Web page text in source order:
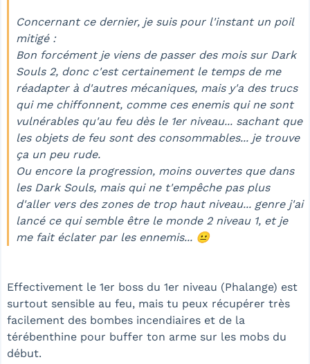
Concernant ce dernier, je suis pour l'instant un poil
mitigé :
Bon forcément je viens de passer des mois sur Dark
Souls 2, donc c'est certainement le temps de me
réadapter à d'autres mécaniques, mais y'a des trucs
qui me chiffonnent, comme ces enemis qui ne sont
vulnérables qu'au feu dès le 1er niveau... sachant que
les objets de feu sont des consommables... je trouve
ça un peu rude.
Ou encore la progression, moins ouvertes que dans
les Dark Souls, mais qui ne t'empêche pas plus
d'aller vers des zones de trop haut niveau... genre j'ai
lancé ce qui semble être le monde 2 niveau 1, et je
me fait éclater par les ennemis... 😐
Effectivement le 1er boss du 1er niveau (Phalange) est
surtout sensible au feu, mais tu peux récupérer très
facilement des bombes incendiaires et de la
térébenthine pour buffer ton arme sur les mobs du
début.